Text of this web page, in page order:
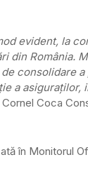
evident, la
din România.
consolidare
a
Coca
în Monitorul